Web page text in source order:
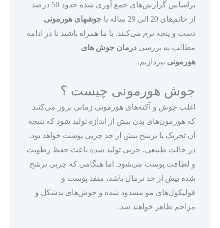
براساس گزارش‌های جمع آوری شده حدود 50 درصد
از خانم‌های 20 الی 29 ساله با
جوشهای هورمونی
دست و پنجه نرم می‌کنند. با ما همراه باشید تا در ادامه
مطالب به بررسی درمان جوش های
هورمونی بپردازیم.
جوش هورمونی چیست ؟
اغلب جوش و آکنه‌های هورمونی زمانی بروز می‌کنند
که هورمون‌های بدن بیش از اندازه تولید شود که نتیجه
آن تحریک یا ترشح بیش از حد چربی پوست خواهد بود.
در حالت طبیعی، چربی تولید شده باعث حفظ رطوبت
و لطافت پوست می‌شود. اما هنگامی که چربی ترشح
شده بیش از حد نرمال باشد، منفذ پوست و
فولیکول‌های مو مسدود شده و جوش‌های بدشکل و
مزاحم ظاهر خواهند شد.